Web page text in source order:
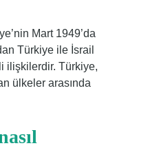
Mart 1949’da
Türkiye ile İsrail
ilişkilerdir. Türkiye,
ülkeler arasında